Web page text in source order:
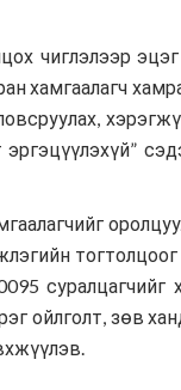
чиглэлээр
хамгаалагч
суралцагчийг
ойлголт, зөв